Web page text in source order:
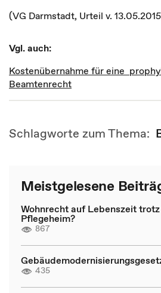
(VG Darmstadt, Urteil v.
Vgl. auch:
Kostenübernahme für eine
Beamtenrecht
Schlagworte zum Thema:
Meistgelesene
Wohnrecht auf Lebenszeit
Pflegeheim?
867
435